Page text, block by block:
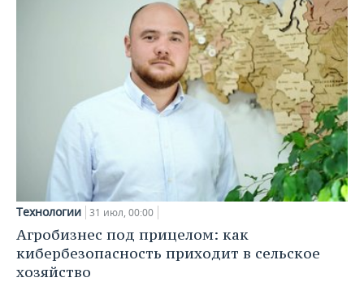
Технологии 31 июл, 00:00
Агробизнес под прицелом: как
кибербезопасность приходит в сельское
хозяйство